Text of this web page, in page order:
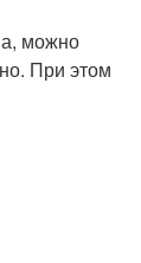
можно
При этом